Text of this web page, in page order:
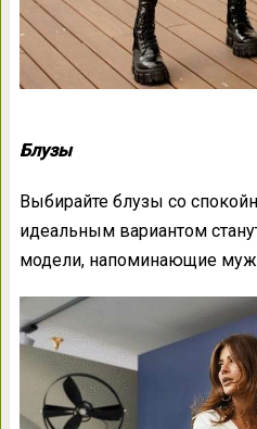
Блузы
Выбирайте блузы со
идеальным вариантом
модели, напоминающие